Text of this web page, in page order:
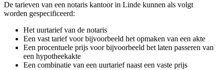
De tarieven van een notaris kantoor in Linde kunnen als volgt
worden gespecificeerd:
Het uurtarief van de notaris
Een vast tarief voor bijvoorbeeld het opmaken van een akte
Een procentuele prijs voor bijvoorbeeld het laten passeren van
een hypotheekakte
Een combinatie van een uurtarief naast een vaste prijs